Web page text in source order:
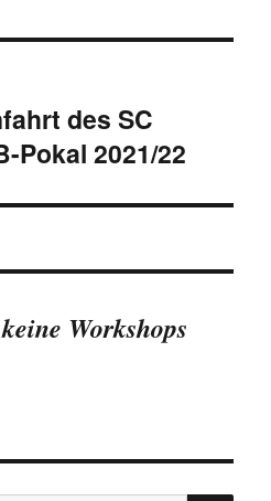
des SC
Pokal 2021/22
Workshops